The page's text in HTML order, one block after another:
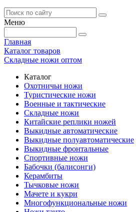
Меню
Главная
Каталог товаров
Складные ножи оптом
Каталог
Охотничьи ножи
Туристические ножи
Военные и тактические
Складные ножи
Китайские реплики ножей
Выкидные автоматические
Выкидные полуавтоматические
Выкидные фронтальные
Спортивные ножи
Бабочки (балисонги)
Керамбиты
Тычковые ножи
Мачете и кукри
Многофункциональные ножи